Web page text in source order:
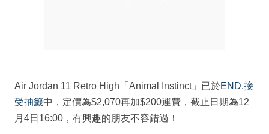
Air Jordan 11 Retro High「Animal Instinct」已於END.接
受抽籤中，定價為$2,070再加$200運費，截止日期為12
月4日16:00，有興趣的朋友不容錯過！